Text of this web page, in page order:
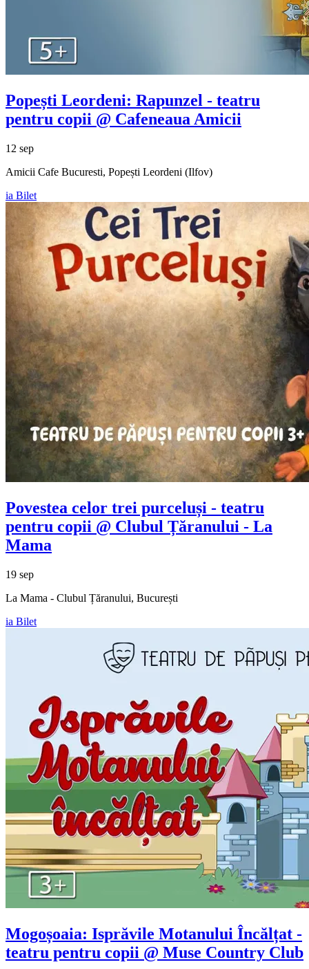
Popești Leordeni: Rapunzel - teatru
pentru copii @ Cafeneaua Amicii
12 sep
Amicii Cafe Bucuresti, Popești Leordeni (Ilfov)
ia Bilet
Povestea celor trei purceluși - teatru
pentru copii @ Clubul Țăranului - La
Mama
19 sep
La Mama - Clubul Țăranului, București
ia Bilet
Mogoșoaia: Isprăvile Motanului Încălțat -
teatru pentru copii @ Muse Country Club